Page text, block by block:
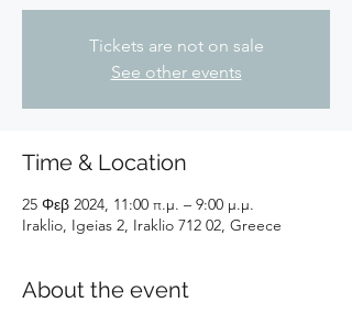
Tickets are not on sale
See other events
Time & Location
25 Φεβ 2024, 11:00 π.μ. – 9:00 μ.μ.
Iraklio, Igeias 2, Iraklio 712 02, Greece
About the event